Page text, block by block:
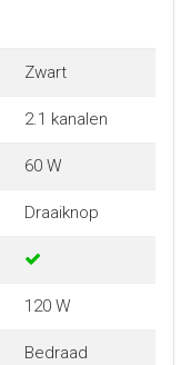
Zwart
2.1 kanalen
60 W
Draaiknop
120 W
Bedraad